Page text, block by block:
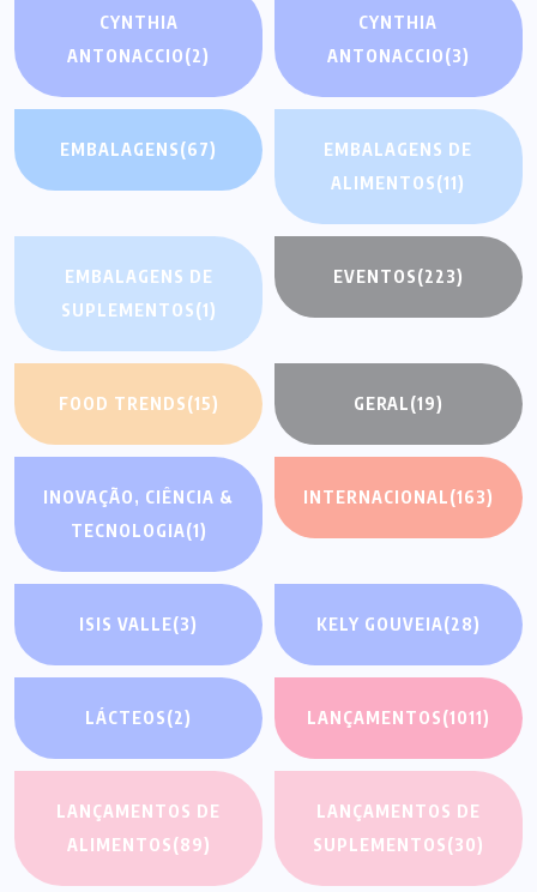
CYNTHIA
ANTONACCIO(2)
CYNTHIA
ANTONACCIO(3)
EMBALAGENS(67)
EMBALAGENS DE
ALIMENTOS(11)
EMBALAGENS DE
SUPLEMENTOS(1)
EVENTOS(223)
FOOD TRENDS(15) GERAL(19)
INOVAÇÃO, CIÊNCIA &
TECNOLOGIA(1)
INTERNACIONAL(163)
ISIS VALLE(3) KELY GOUVEIA(28)
LÁCTEOS(2) LANÇAMENTOS(1011)
LANÇAMENTOS DE
ALIMENTOS(89)
LANÇAMENTOS DE
SUPLEMENTOS(30)